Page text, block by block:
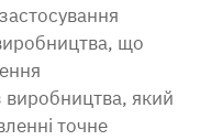
що
виробництва, який
точне